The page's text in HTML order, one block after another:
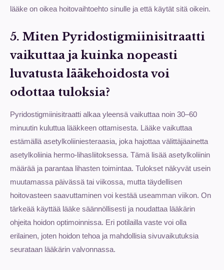
lääke on oikea hoitovaihtoehto sinulle ja että käytät sitä oikein.
5. Miten Pyridostigmiinisitraatti
vaikuttaa ja kuinka nopeasti
luvatusta lääkehoidosta voi
odottaa tuloksia?
Pyridostigmiinisitraatti alkaa yleensä vaikuttaa noin 30–60
minuutin kuluttua lääkkeen ottamisesta. Lääke vaikuttaa
estämällä asetylkoliiniesteraasia, joka hajottaa välittäjäainetta
asetylkoliinia hermo-lihasliitoksessa. Tämä lisää asetylkoliinin
määrää ja parantaa lihasten toimintaa. Tulokset näkyvät usein
muutamassa päivässä tai viikossa, mutta täydellisen
hoitovasteen saavuttaminen voi kestää useamman viikon. On
tärkeää käyttää lääke säännöllisesti ja noudattaa lääkärin
ohjeita hoidon optimoinnissa. Eri potilailla vaste voi olla
erilainen, joten hoidon tehoa ja mahdollisia sivuvaikutuksia
seurataan lääkärin valvonnassa.